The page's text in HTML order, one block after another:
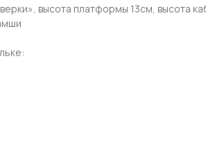
своих
высота платформы 13см, высота